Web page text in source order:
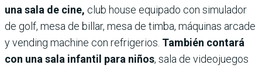
una sala de cine, club house equipado con simulador
de golf, mesa de billar, mesa de timba, máquinas arcade
y vending machine con refrigerios. También contará
con una sala infantil para niños, sala de videojuegos